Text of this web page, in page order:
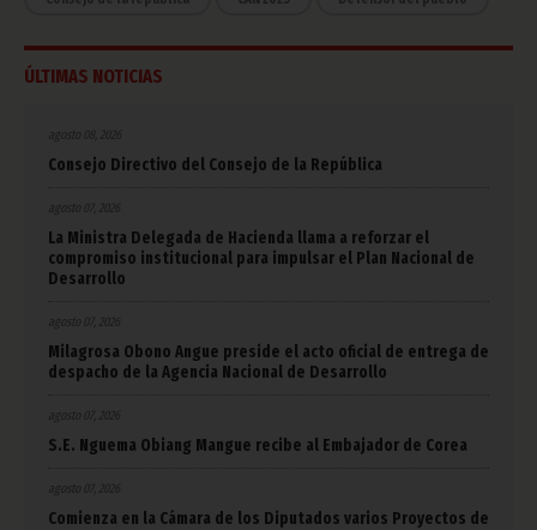
ÚLTIMAS NOTICIAS
agosto 08, 2026
Consejo Directivo del Consejo de la República
agosto 07, 2026
La Ministra Delegada de Hacienda llama a reforzar el
compromiso institucional para impulsar el Plan Nacional de
Desarrollo
agosto 07, 2026
Milagrosa Obono Angue preside el acto oficial de entrega de
despacho de la Agencia Nacional de Desarrollo
agosto 07, 2026
S.E. Nguema Obiang Mangue recibe al Embajador de Corea
agosto 07, 2026
Comienza en la Cámara de los Diputados varios Proyectos de